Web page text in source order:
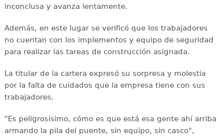
inconclusa y avanza lentamente.
Además, en este lugar se verificó que los trabajadores
no cuentan con los implementos y equipo de seguridad
para realizar las tareas de construcción asignada.
La titular de la cartera expresó su sorpresa y molestia
por la falta de cuidados que la empresa tiene con sus
trabajadores.
"Es peligrosísimo, cómo es que está esa gente ahí arriba
armando la pila del puente, sin equipo, sin casco",